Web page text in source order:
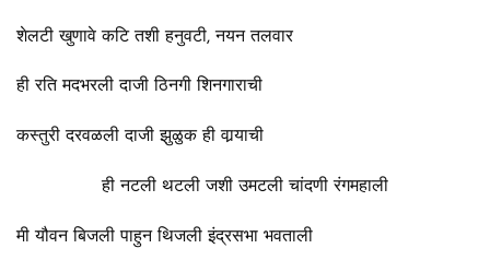
शेलटी खुणावे कटि तशी हनुवटी, नयन तलवार
ही रति मदभरली दाजी ठिनगी शिनगाराची
कस्तुरी दरवळली दाजी झुळुक ही वार्‍याची
ही नटली थटली जशी उमटली चांदणी रंगमहाली
मी यौवन बिजली पाहुन थिजली इंद्रसभा भवताली